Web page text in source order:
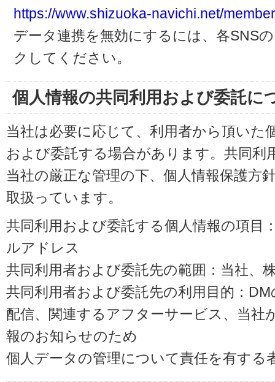
https://www.shizuoka-navichi.net/
データ連携を無効にするには、各SNS
クしてください。
個人情報の共同利用および委託に
当社は必要に応じて、利用者から頂いた
および委託する場合があります。共同利
当社の厳正な管理の下、個人情報保護方
取扱っています。
共同利用および委託する個人情報の項目
ルアドレス
共同利用者および委託先の範囲：当社、
共同利用者および委託先の利用目的：
配信、関連するアフターサービス、当社
報のお知らせのため
個人データの管理について責任を有する